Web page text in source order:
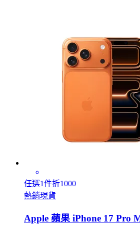
任選1件折1000
熱銷現貨
Apple 蘋果 iPhone 17 Pro